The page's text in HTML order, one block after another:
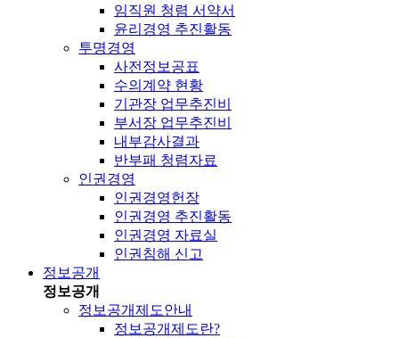
임직원 청렴 서약서
윤리경영 추진활동
투명경영
사전정보공표
수의계약 현황
기관장 업무추진비
부서장 업무추진비
내부감사결과
반부패 청렴자료
인권경영
인권경영헌장
인권경영 추진활동
인권경영 자료실
인권침해 신고
정보공개
정보공개
정보공개제도안내
정보공개제도란?